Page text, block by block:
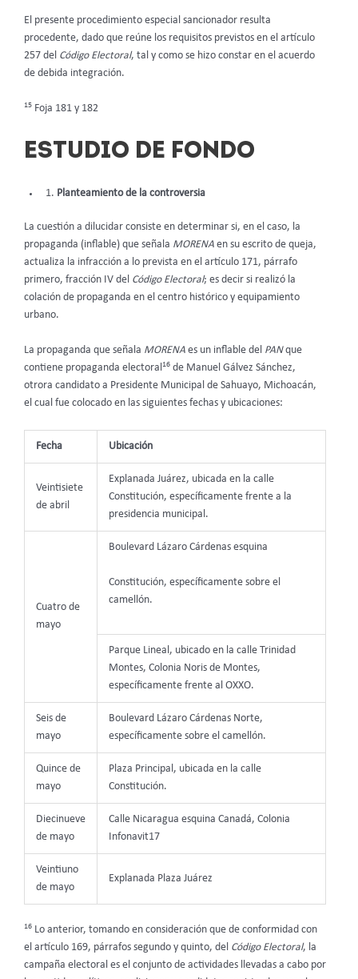
El presente procedimiento especial sancionador resulta
procedente, dado que reúne los requisitos previstos en el artículo
257 del Código Electoral, tal y como se hizo constar en el acuerdo
de debida integración.
15 Foja 181 y 182
ESTUDIO DE FONDO
Planteamiento de la controversia
La cuestión a dilucidar consiste en determinar si, en el caso, la
propaganda (inflable) que señala MORENA en su escrito de queja,
actualiza la infracción a lo prevista en el artículo 171, párrafo
primero, fracción IV del Código Electoral; es decir si realizó la
colación de propaganda en el centro histórico y equipamiento
urbano.
La propaganda que señala MORENA es un inflable del PANque
contiene propaganda electoral 16 de Manuel Gálvez Sánchez,
otrora candidato a Presidente Municipal de Sahuayo, Michoacán,
el cual fue colocado en las siguientes fechas y ubicaciones:
Fecha Ubicación
Veintisiete
de abril
Explanada Juárez, ubicada en la calle
Constitución, específicamente frente a la
presidencia municipal.
Cuatro de
mayo
Boulevard Lázaro Cárdenas esquina
Constitución, específicamente sobre el
camellón.
Parque Lineal, ubicado en la calle Trinidad
Montes, Colonia Noris de Montes,
específicamente frente al OXXO.
Seis de
mayo
Boulevard Lázaro Cárdenas Norte,
específicamente sobre el camellón.
Quince de
mayo
Plaza Principal, ubicada en la calle
Constitución.
Diecinueve
de mayo
Calle Nicaragua esquina Canadá, Colonia
Infonavit17
Veintiuno
de mayo
Explanada Plaza Juárez
16 Lo anterior, tomando en consideración que de conformidad con
el artículo 169, párrafos segundo y quinto, del Código Electoral, la
campaña electoral es el conjunto de actividades llevadas a cabo por